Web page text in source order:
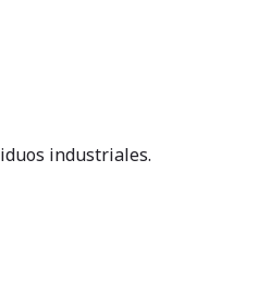
industriales.